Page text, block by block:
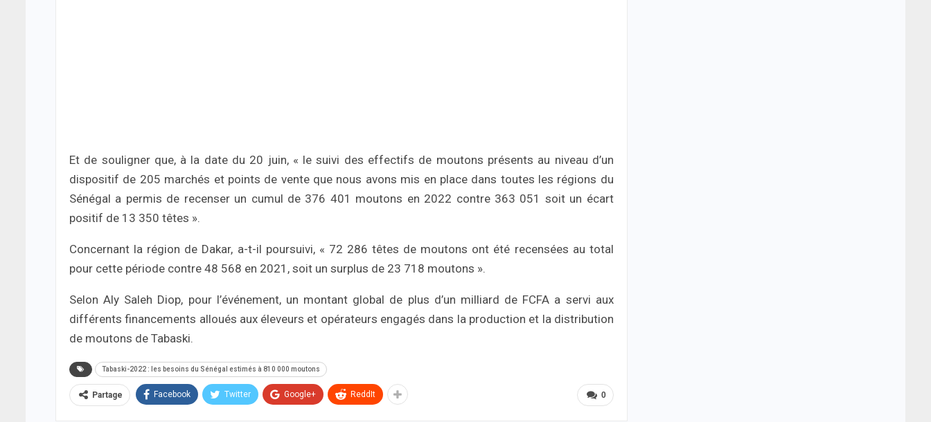
Et de souligner que, à la date du 20 juin, « le suivi des effectifs de moutons présents au niveau d’un
dispositif de 205 marchés et points de vente que nous avons mis en place dans toutes les régions du
Sénégal a permis de recenser un cumul de 376 401 moutons en 2022 contre 363 051 soit un écart
positif de 13 350 têtes ».
Concernant la région de Dakar, a-t-il poursuivi, « 72 286 têtes de moutons ont été recensées au total
pour cette période contre 48 568 en 2021, soit un surplus de 23 718 moutons ».
Selon Aly Saleh Diop, pour l’événement, un montant global de plus d’un milliard de FCFA a servi aux
différents financements alloués aux éleveurs et opérateurs engagés dans la production et la distribution
de moutons de Tabaski.
Tabaski-2022 : les besoins du Sénégal estimés à 810 000 moutons
0
Partage Facebook Twitter Google+ ReddIt